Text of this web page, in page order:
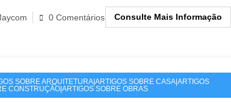
0 Comentários Consulte Mais Informação
SOBRE ARQUITETURA|ARTIGOS SOBRE CASA|ARTIGOS
CONSTRUÇÃO|ARTIGOS SOBRE OBRAS